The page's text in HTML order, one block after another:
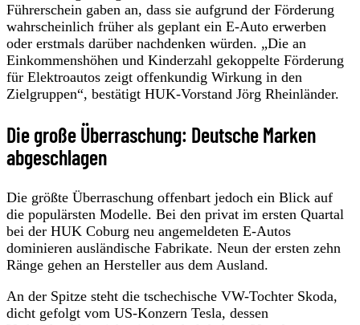
Führerschein gaben an, dass sie aufgrund der Förderung
wahrscheinlich früher als geplant ein E-Auto erwerben
oder erstmals darüber nachdenken würden. „Die an
Einkommenshöhen und Kinderzahl gekoppelte Förderung
für Elektroautos zeigt offenkundig Wirkung in den
Zielgruppen“, bestätigt HUK-Vorstand Jörg Rheinländer.
Die große Überraschung: Deutsche Marken
abgeschlagen
Die größte Überraschung offenbart jedoch ein Blick auf
die populärsten Modelle. Bei den privat im ersten Quartal
bei der HUK Coburg neu angemeldeten E-Autos
dominieren ausländische Fabrikate. Neun der ersten zehn
Ränge gehen an Hersteller aus dem Ausland.
An der Spitze steht die tschechische VW-Tochter Skoda,
dicht gefolgt vom US-Konzern Tesla, dessen